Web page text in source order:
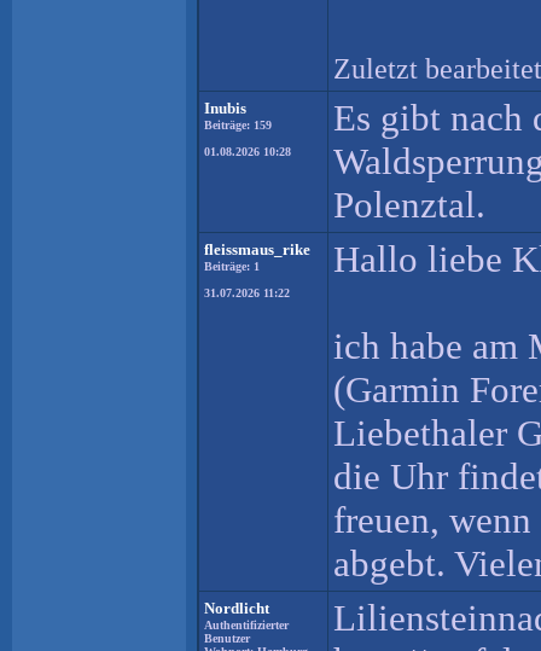
Zuletzt
Inubis
Beiträge: 159
01.08.2026 10:28
Es gibt nach
Polenztal.
fleissmaus_rike
Beiträge: 1
31.07.2026 11:22
Hallo liebe
ich habe am
(Garmin
Liebethaler
die Uhr
freuen,
abgebt.
Nordlicht
Authentifizierter
Benutzer